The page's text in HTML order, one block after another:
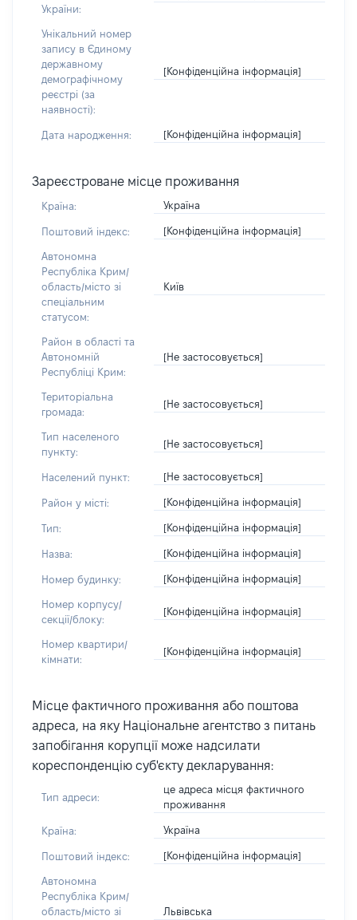
України:
Унікальний номер
запису в Єдиному
державному
демографічному
реєстрі (за
наявності):
[Конфіденційна інформація]
Дата народження: [Конфіденційна інформація]
Зареєстроване місце проживання
Країна: Україна
Поштовий індекс: [Конфіденційна інформація]
Автономна
Республіка Крим/
область/місто зі
спеціальним
статусом:
Київ
Район в області та
Автономній
Республіці Крим:
[Не застосовується]
Територіальна
громада:
[Не застосовується]
Тип населеного
пункту:
[Не застосовується]
Населений пункт: [Не застосовується]
Район у місті: [Конфіденційна інформація]
Тип: [Конфіденційна інформація]
Назва: [Конфіденційна інформація]
Номер будинку: [Конфіденційна інформація]
Номер корпусу/
секції/блоку:
[Конфіденційна інформація]
Номер квартири/
кімнати:
[Конфіденційна інформація]
Місце фактичного проживання або поштова
адреса, на яку Національне агентство з питань
запобігання корупції може надсилати
кореспонденцію суб'єкту декларування:
Тип адреси:
це адреса місця фактичного
проживання
Країна: Україна
Поштовий індекс: [Конфіденційна інформація]
Автономна
Республіка Крим/
область/місто зі
Львівська